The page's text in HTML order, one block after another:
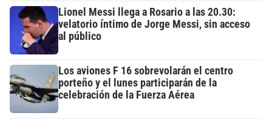
Lionel Messi llega a Rosario a las 20.30:
velatorio íntimo de Jorge Messi, sin acceso
al público
Los aviones F 16 sobrevolarán el centro
porteño y el lunes participarán de la
celebración de la Fuerza Aérea